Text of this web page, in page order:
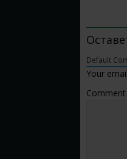
BE
Default
Your
Comment